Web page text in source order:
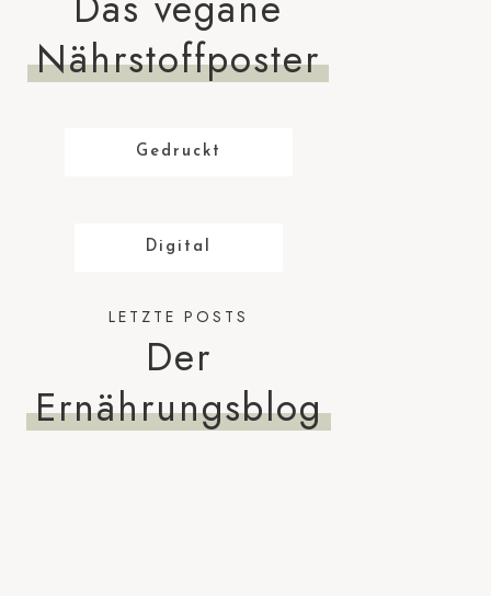
Nährstoffposter
Gedruckt
Digital
LETZTE POSTS
Der
Ernährungsblog